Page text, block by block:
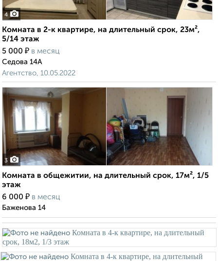
4
Комната в 2-к квартире, на длительный срок, 23м²,
5/14 этаж
5 000 ₽ в месяц
Седова 14А
Агентство, 10.05.2022
3
Комната в общежитии, на длительный срок, 17м², 1/5
этаж
6 000 ₽ в месяц
Баженова 14